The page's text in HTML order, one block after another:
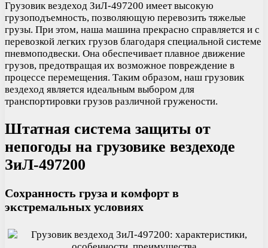
Грузовик вездеход ЗиЛ-497200 имеет высокую
грузоподъемность, позволяющую перевозить тяжелые
грузы. При этом, наша машина прекрасно справляется и с
перевозкой легких грузов благодаря специальной системе
пневмоподвески. Она обеспечивает плавное движение
грузов, предотвращая их возможное повреждение в
процессе перемещения. Таким образом, наш грузовик
вездеход является идеальным выбором для
транспортировки грузов различной гружености.
Штатная система защиты от
непогоды на грузовике вездеходе
ЗиЛ-497200
Сохранность груза и комфорт в
экстремальных условиях